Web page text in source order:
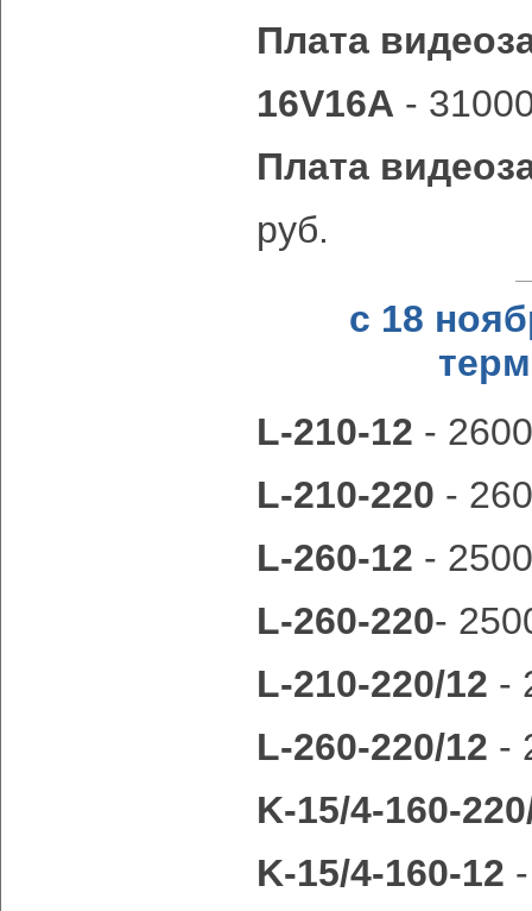
Плата
16V16A -
Плата
руб.
с 18
L-210-12 -
L-210-220 -
L-260-12 -
L-260-220-
L-210-220/12 -
L-260-220/12 -
K-15/4-160-
K-15/4-160-12